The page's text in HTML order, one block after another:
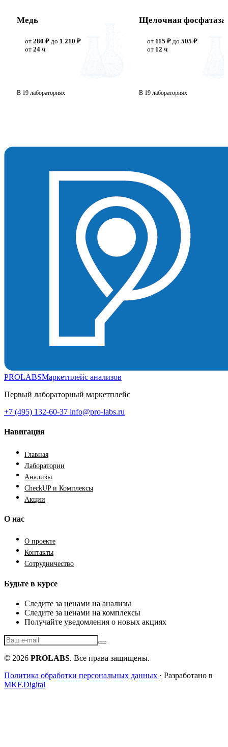
Медь
от 280 ₽ до 1 210 ₽
от 24 ч
В 19 лабораториях
Щелочная фосфатаза
от 115 ₽ до 505 ₽
от 12 ч
В 19 лабораториях
PROLABSМаркетплейс анализов
Первый лабораторный маркетплейс
+7 (495) 132-60-37 info@pro-labs.ru
Навигация
Главная
Лаборатории
Анализы
CheckUP и Комплексы
Акции
О нас
О проекте
Контакты
Сотрудничество
Будьте в курсе
Следите за ценами на анализы
Следите за ценами на комплексы
Получайте уведомления о новых акциях
© 2026 PROLABS. Все права защищены.
Политика обработки персональных данных · Разработано в
MKF.Digital